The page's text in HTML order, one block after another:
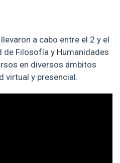
a cabo entre el 2 y el
de Filosofía y Humanidades
en diversos ámbitos
virtual y presencial.